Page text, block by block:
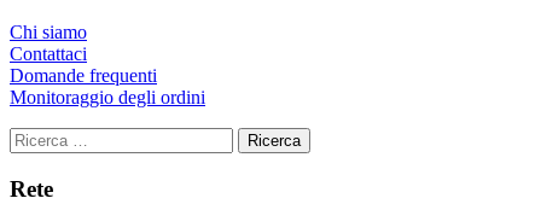
Chi siamo
Contattaci
Domande frequenti
Monitoraggio degli ordini
Ricerca
Rete